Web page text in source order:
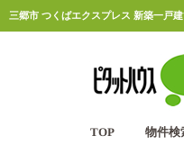
三郷市 つくばエクスプレス 新築一戸
TOP 物件検